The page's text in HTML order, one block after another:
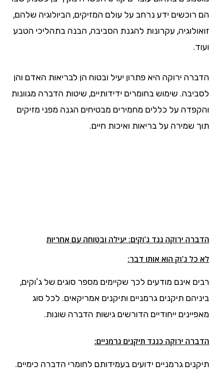
הם רוכשים ידע נרחב על עולם המזיקים, הביולוגיה שלהם,
זואולוגיה, עקרונות להגנת הסביבה, הבנה בתהליכי הטבע
ועוד.
הדברה ירוקה היא פתרון יעיל ובטוח הן לבריאות האדם והן
לסביבה. שימוש בחומרים ידידותיים, שיטות הדברה מגוונות
והקפדה על כללים מחמירים מבטיחים הגנה מפני מזיקים
תוך שמירה על בריאות ואיכות חיים.
הדברה ירוקה נגד ג'וקים: יעילה ובטוחה עם אחריות
לא כל ג'וק הוא אותו דבר:
רבים אינם מודעים לכך שקיימים מספר סוגים של ג'וקים,
ביניהם תיקנים גרמניים ותיקנים אמריקאים. לכל סוג
מאפיינים ייחודיים הדורשים גישות הדברה שונות.
הדברה ירוקה כנגד תיקנים גרמניים:
תיקנים גרמניים ידועים בעמידותם לחומרי הדברה כימיים.